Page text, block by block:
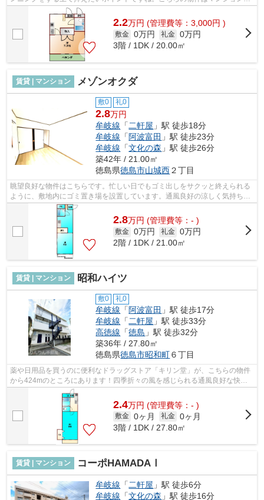
す。バス停徒歩3分以内なので時間を有...
2.2万円 (管理費等：3,000円 )
敷金 0万円 礼金 0万円
3階 / 1DK / 20.00㎡
賃貸 | マンション メゾンオクダ
敷0 礼0
2.8万円
牟岐線 「 二軒屋 」駅 徒歩18分
牟岐線 「 阿波富田 」駅 徒歩23分
牟岐線 「文化の森 」駅 徒歩26分
築42年 / 21.00㎡
徳島県徳島市山城西２丁目
眺望良好な物件はこちらです。忙しい日でもゴミ出しをサクッと終えられる
ように、敷地内にゴミ置き場を設置しています。通風良好の涼しく気持ちの
良い空間をご提供いたします。防犯対...
2.8万円 (管理費等：- )
敷金 0万円 礼金 0万円
2階 / 1DK / 21.00㎡
賃貸 | マンション 昭和ハイツ
敷0 礼0
牟岐線 「 阿波富田 」駅 徒歩17分
牟岐線 「二軒屋 」駅 徒歩33分
高徳線 「徳島 」駅 徒歩32分
築36年 / 27.80㎡
徳島県徳島市昭和町６丁目
薬や日用品を買うのに便利なドラッグストア「キリン堂」が、こちらの物件
から424mのところにあります！四季折々の風を感じられる通風良好な快適
の物件です！造りとデザインに関して、...
2.4万円 (管理費等：- )
敷金 0ヶ月 礼金 0ヶ月
3階 / 1DK / 27.80㎡
賃貸 | マンション コーポHAMADAⅠ
牟岐線 「 二軒屋 」駅 徒歩6分
牟岐線 「文化の森 」駅 徒歩16分